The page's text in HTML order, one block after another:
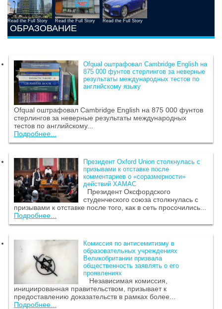
Read the Full Story Read the Full Story Read the Full Story
ОБРАЗОВАНИЕ
Ofqual оштрафовал Cambridge English на
875 000 фунтов стерлингов за неверные
результаты международных тестов по
английскому языку
Ofqual оштрафовал Cambridge English на 875 000 фунтов
стерлингов за неверные результаты международных
тестов по английскому...
Подробнее...
Президент Oxford Union столкнулась с
призывами к отставке после
комментариев о «соразмерности»
действий ХАМАС
Президент Оксфордского
студенческого союза столкнулась с
призывами к отставке после того, как в сеть просочились...
Подробнее...
Комиссия по антисемитизму в
образовательных учреждениях
Великобритании призвала
общественность заявлять о его
проявлениях
Независимая комиссия,
инициированная правительством, призывает к
предоставлению доказательств в рамках более...
Подробнее...